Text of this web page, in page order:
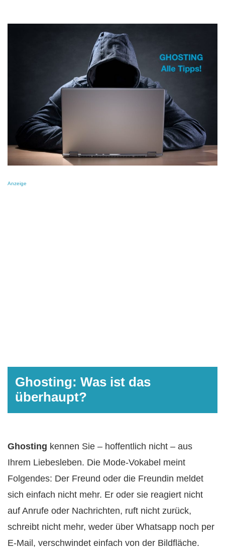
Anzeige
Ghosting: Was ist das
überhaupt?
Ghosting kennen Sie – hoffentlich nicht – aus
Ihrem Liebesleben. Die Mode-Vokabel meint
Folgendes: Der Freund oder die Freundin meldet
sich einfach nicht mehr. Er oder sie reagiert nicht
auf Anrufe oder Nachrichten, ruft nicht zurück,
schreibt nicht mehr, weder über Whatsapp noch per
E-Mail, verschwindet einfach von der Bildfläche.